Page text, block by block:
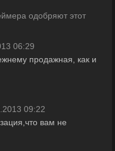
одобряют этот
06:29
продажная, как и
09:22
вам не